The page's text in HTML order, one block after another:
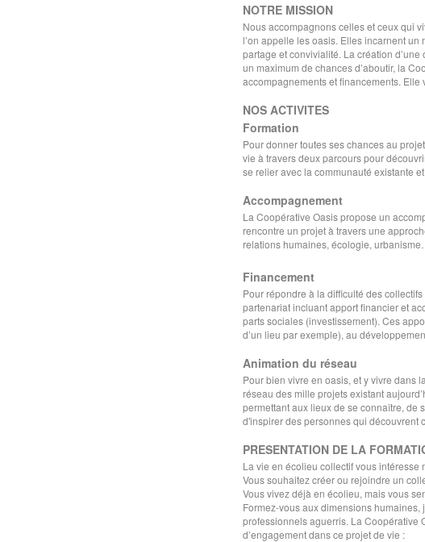
NOTRE MISSION
Nous accompagnons celles et ceux qui
l’on appelle les oasis. Elles incarnent
partage et convivialité. La création
un maximum de chances d’aboutir, la
accompagnements et financements.
NOS ACTIVITES
Formation
Pour donner toutes ses chances au
vie à travers deux parcours pour
se relier avec la communauté existante
Accompagnement
La Coopérative Oasis propose un
rencontre un projet à travers une
relations humaines, écologie,
Financement
Pour répondre à la difficulté des
partenariat incluant apport financier et
parts sociales (investissement). Ces
d’un lieu par exemple), au
Animation du réseau
Pour bien vivre en oasis, et y vivre dans
réseau des mille projets existant
permettant aux lieux de se connaître, de
d'inspirer des personnes qui découvrent
PRESENTATION DE LA
La vie en écolieu collectif vous intéresse
Vous souhaitez créer ou rejoindre un
Vous vivez déjà en écolieu, mais vous
Formez-vous aux dimensions
professionnels aguerris. La Coopérative
d’engagement dans ce projet de vie :